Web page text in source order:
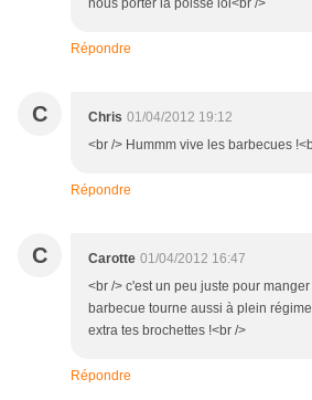
nous porter la poisse lol<br />
Répondre
C Chris 01/04/2012 19:12
<br /> Hummm vive les barbecues
Répondre
C Carotte 01/04/2012 16:47
<br /> c'est un peu juste pour
barbecue tourne aussi à plein
extra tes brochettes !<br />
Répondre